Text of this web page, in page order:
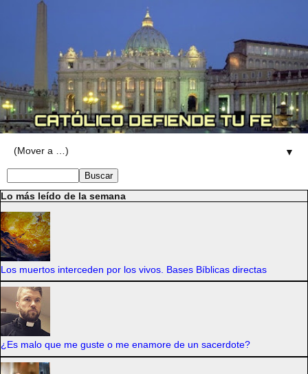
▼
Lo más leído de la semana
Los muertos interceden por los vivos. Bases Bíblicas directas
¿Es malo que me guste o me enamore de un sacerdote?